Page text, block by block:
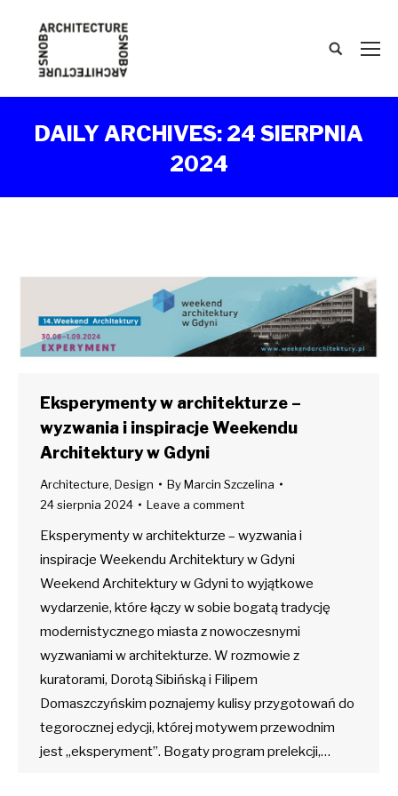
Search:
DAILY ARCHIVES: 24 SIERPNIA
2024
Eksperymenty w architekturze –
wyzwania i inspiracje Weekendu
Architektury w Gdyni
Architecture, Design ByMarcin Szczelina
24 sierpnia 2024
Leave a comment
Eksperymenty w architekturze – wyzwania i
inspiracje Weekendu Architektury w Gdyni
Weekend Architektury w Gdyni to wyjątkowe
wydarzenie, które łączy w sobie bogatą tradycję
modernistycznego miasta z nowoczesnymi
wyzwaniami w architekturze. W rozmowie z
kuratorami, Dorotą Sibińską i Filipem
Domaszczyńskim poznajemy kulisy przygotowań do
tegorocznej edycji, której motywem przewodnim
jest „eksperyment”. Bogaty program prelekcji,…